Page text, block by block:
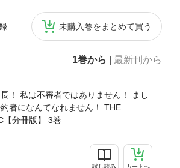
未購入巻をまとめて買う
1巻から 最新刊から
！ 私は不審者ではありません！ まし
者になんてなれません！ THE
【分冊版】 3巻
試し読み カートへ